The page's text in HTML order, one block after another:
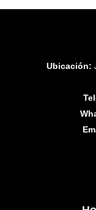
Ubicación: